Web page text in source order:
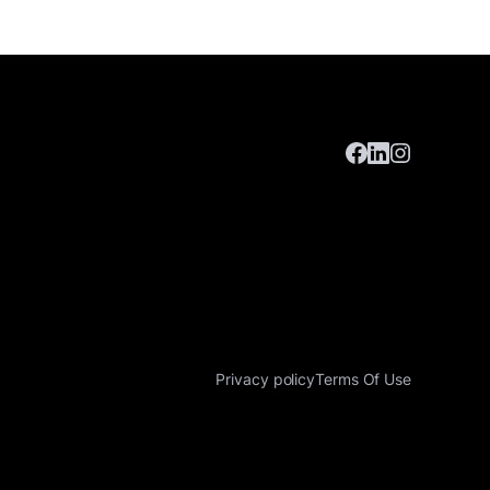
Privacy policyTerms Of Use